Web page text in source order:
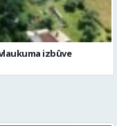
izbūve